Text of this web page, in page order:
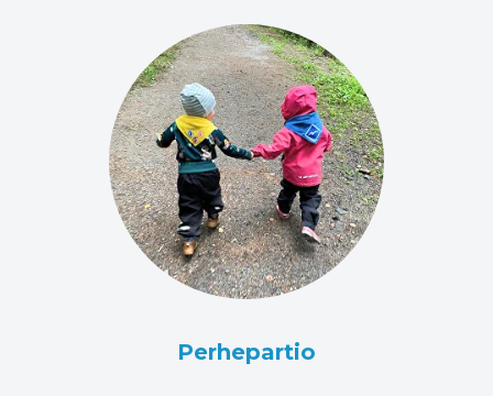
Perhepartio